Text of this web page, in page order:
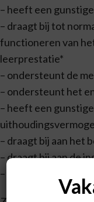
– heeft een
– draagt bij tot
functioneren van
leerprestatie*
– ondersteunt de
– ondersteunt het
– heeft een
– draagt bij aan het
– draagt bij aan de
– helpt bij het